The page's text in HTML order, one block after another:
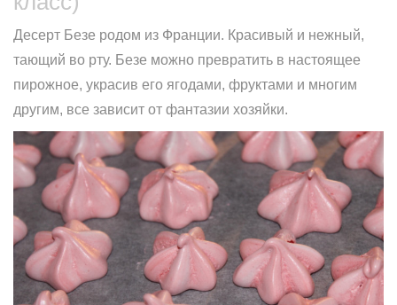
Десерт Безе родом из Франции. Красивый и нежный,
тающий во рту. Безе можно превратить в настоящее
пирожное, украсив его ягодами, фруктами и многим
другим, все зависит от фантазии хозяйки.